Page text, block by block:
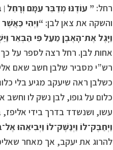
רחל: ” עוֹדֶנּוּ מְדַבֵּר עִמָּם וְרָחֵל
והשקה את צאן לבן: “וַיְהִי
וַיָּגֶל אֶת־הָאֶבֶן מֵעַל פִּי הַבְּאֵר
אחות לבן. רחל רצה לספר על כך
רש”י מסביר שלבן חשב שאם
כשלבן ראה שיעקב מגיע בלי
כלום על גופו, לבן נשק לו וחשב
עשו, ושנשדד בדרך בידי אליפז,
וַיְחַבֶּק־לוֹ וַיְנַשֶּׁק־לוֹ וַיְבִיאֵהוּ
להרוג את יעקב, אך מאחר